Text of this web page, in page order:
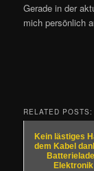
Gerade in der
mich persönlich
RELATED POSTS:
Kein lästiges
dem Kabel